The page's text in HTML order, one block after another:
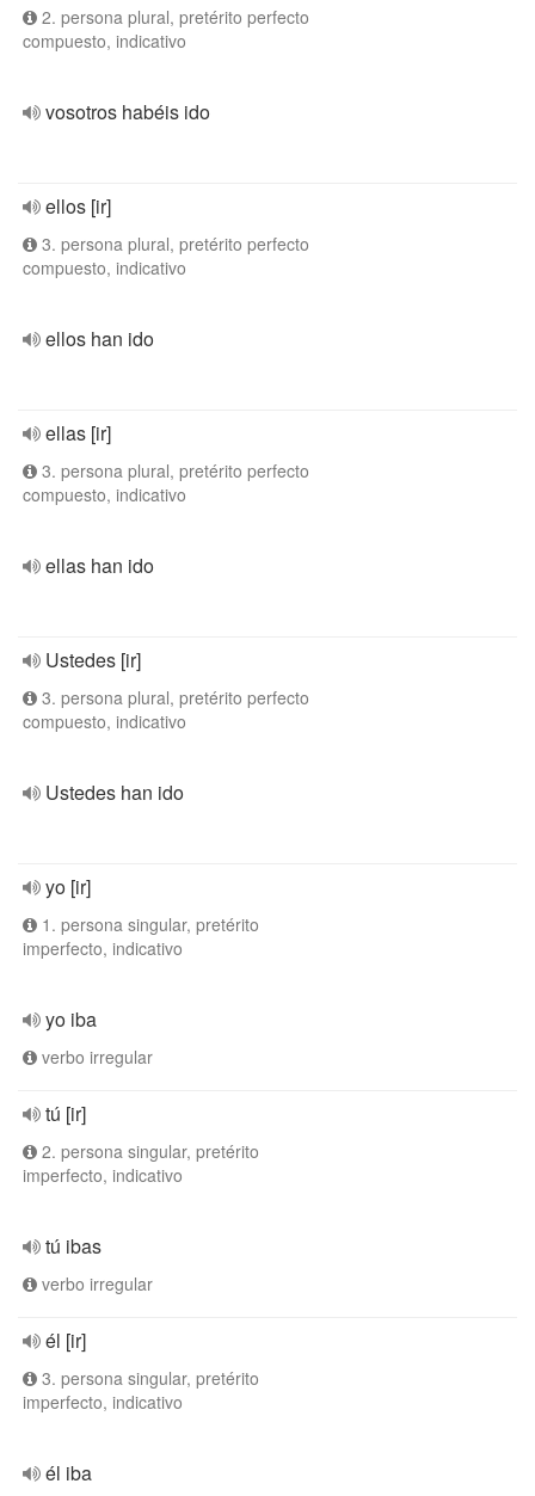
2. persona plural, pretérito perfecto
compuesto, indicativo
vosotros habéis ido
ellos [ir]
3. persona plural, pretérito perfecto
compuesto, indicativo
ellos han ido
ellas [ir]
3. persona plural, pretérito perfecto
compuesto, indicativo
ellas han ido
Ustedes [ir]
3. persona plural, pretérito perfecto
compuesto, indicativo
Ustedes han ido
yo [ir]
1. persona singular, pretérito
imperfecto, indicativo
yo iba
verbo irregular
tú [ir]
2. persona singular, pretérito
imperfecto, indicativo
tú ibas
verbo irregular
él [ir]
3. persona singular, pretérito
imperfecto, indicativo
él iba